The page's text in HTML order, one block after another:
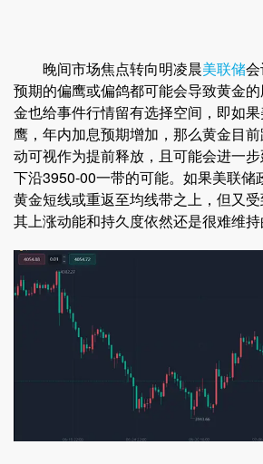
晚间市场焦点转向明凌晨美联储
预期的偏鹰或偏鸽都可能会导致黄金
金也给事件行情留有选择空间，即如
鹰，年内加息预期增加，那么黄金目
动可视作为提前释放，且可能会进一
下沿3950-00一带的可能。如果美联储
黄金短线或重返至均线带之上，但又受
其上涨动能和持久度依然还是很难维持